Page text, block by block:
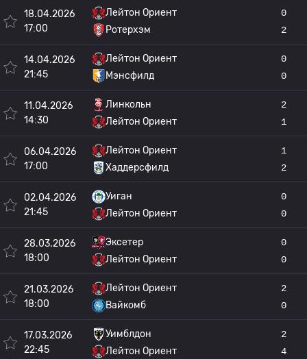
18.04.2026
17:00
Лейтон Ориент
Ротерхэм
0
2
14.04.2026
21:45
Лейтон Ориент
Мэнсфилд
0
0
11.04.2026
14:30
Линкольн
Лейтон Ориент
2
1
06.04.2026
17:00
Лейтон Ориент
Хаддерсфилд
1
2
02.04.2026
21:45
Уиган
Лейтон Ориент
0
0
28.03.2026
18:00
Эксетер
Лейтон Ориент
0
0
21.03.2026
18:00
Лейтон Ориент
Вайкомб
2
0
17.03.2026
22:45
Уимблдон
Лейтон Ориент
2
4